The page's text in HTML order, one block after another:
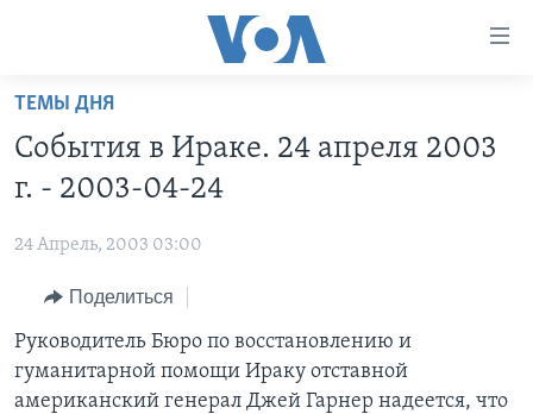
Перейти
основной
контент
навигации
Перейти
поиск
ГЛАВНОЕ
НОВОСТИ ЗА МИНУТУ
ИТОГИ
ПОЧЕМУ ЭТО ВАЖНО?
ДИСКУССИЯ VOA
УЧИМ АНГЛИЙСКИЙ
НАША АМЕРИКАНСКАЯ ИСТОРИЯ
А КАК В АМЕРИКЕ?
АРТЕФАКТЫ
ЭКСПЕРТИЗА
ИНТЕРВЬЮ
ФАКТЫ ПРОТИВ ФЕЙКОВ
ЗА СВОБОДУ ПРЕССЫ
ТЕМЫ ДНЯ
События в Ираке. 24 апреля 2003
г. - 2003-04-24
24 Апрель, 2003 03:00
Поделиться
Руководитель Бюро по восстановлению и
гуманитарной помощи Ираку отставной
американский генерал Джей Гарнер надеется, что